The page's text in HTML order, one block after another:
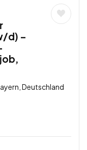
d) –
Deutschland